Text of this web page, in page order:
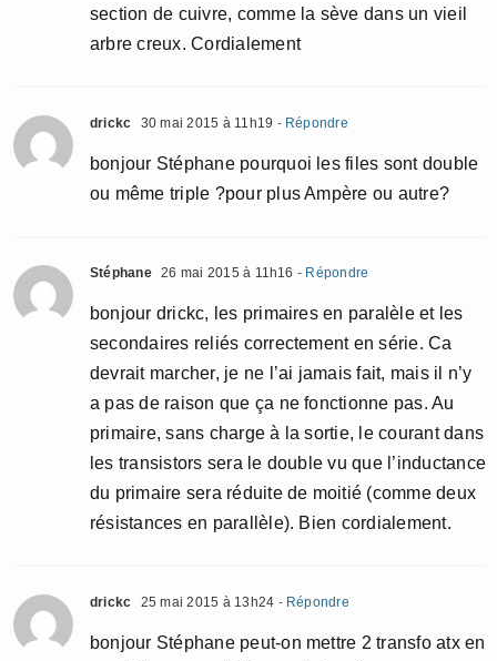
section de cuivre, comme la sève dans un vieil
arbre creux. Cordialement
drickc 30 mai 2015 à 11h19 - Répondre
bonjour Stéphane pourquoi les files sont double
ou même triple ?pour plus Ampère ou autre?
Stéphane 26 mai 2015 à 11h16 - Répondre
bonjour drickc, les primaires en paralèle et les
secondaires reliés correctement en série. Ca
devrait marcher, je ne l’ai jamais fait, mais il n’y
a pas de raison que ça ne fonctionne pas. Au
primaire, sans charge à la sortie, le courant dans
les transistors sera le double vu que l’inductance
du primaire sera réduite de moitié (comme deux
résistances en parallèle). Bien cordialement.
drickc 25 mai 2015 à 13h24 - Répondre
bonjour Stéphane peut-on mettre 2 transfo atx en